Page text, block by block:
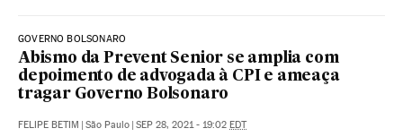
GOVERNO BOLSONARO
Abismo da Prevent Senior se amplia com
depoimento de advogada à CPI e ameaça
tragar Governo Bolsonaro
FELIPE BETIM | São Paulo | SEP 28, 2021 - 19:02 EDT